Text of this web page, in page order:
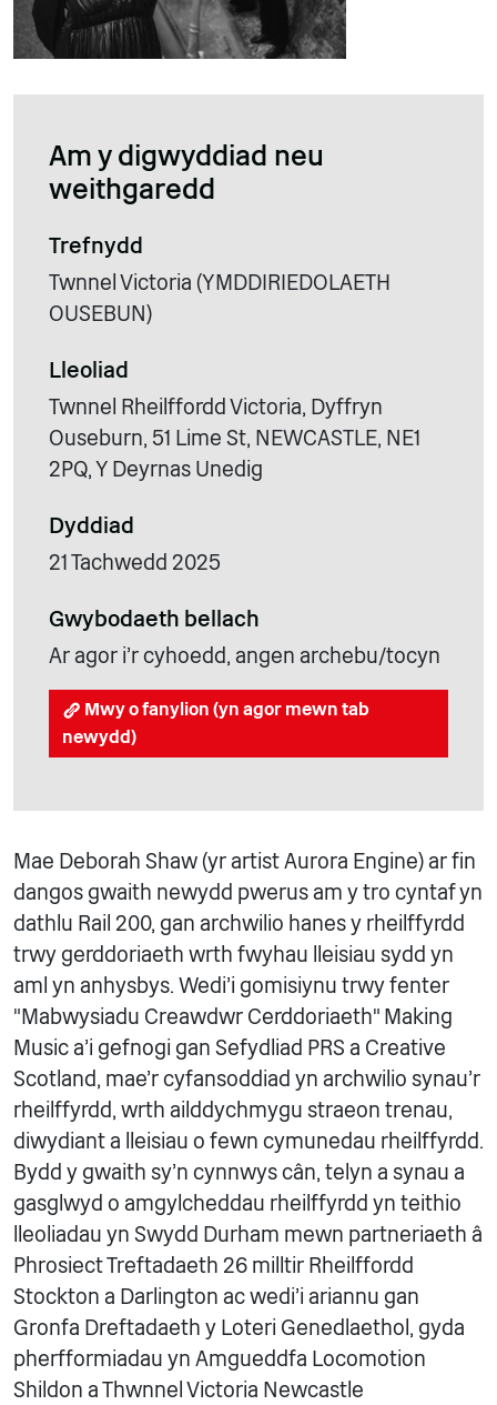
Am y digwyddiad neu
weithgaredd
Trefnydd
Twnnel Victoria (YMDDIRIEDOLAETH
OUSEBUN)
Lleoliad
Twnnel Rheilffordd Victoria, Dyffryn
Ouseburn, 51 Lime St, NEWCASTLE, NE1
2PQ, Y Deyrnas Unedig
Dyddiad
21 Tachwedd 2025
Gwybodaeth bellach
Ar agor i'r cyhoedd, angen archebu/tocyn
Mwy o fanylion (yn agor mewn tab
newydd)
Mae Deborah Shaw (yr artist Aurora Engine) ar fin
dangos gwaith newydd pwerus am y tro cyntaf yn
dathlu Rail 200, gan archwilio hanes y rheilffyrdd
trwy gerddoriaeth wrth fwyhau lleisiau sydd yn
aml yn anhysbys. Wedi'i gomisiynu trwy fenter
"Mabwysiadu Creawdwr Cerddoriaeth" Making
Music a'i gefnogi gan Sefydliad PRS a Creative
Scotland, mae'r cyfansoddiad yn archwilio synau'r
rheilffyrdd, wrth ailddychmygu straeon trenau,
diwydiant a lleisiau o fewn cymunedau rheilffyrdd.
Bydd y gwaith sy'n cynnwys cân, telyn a synau a
gasglwyd o amgylcheddau rheilffyrdd yn teithio
lleoliadau yn Swydd Durham mewn partneriaeth â
Phrosiect Treftadaeth 26 milltir Rheilffordd
Stockton a Darlington ac wedi'i ariannu gan
Gronfa Dreftadaeth y Loteri Genedlaethol, gyda
pherfformiadau yn Amgueddfa Locomotion
Shildon a Thwnnel Victoria Newcastle